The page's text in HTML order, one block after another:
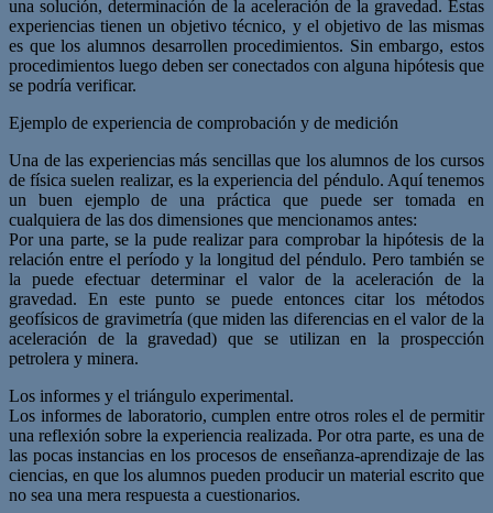
una solución, determinación de la aceleración de la gravedad. Estas
experiencias tienen un objetivo técnico, y el objetivo de las mismas
es que los alumnos desarrollen procedimientos. Sin embargo, estos
procedimientos luego deben ser conectados con alguna hipótesis que
se podría verificar.
Ejemplo de experiencia de comprobación y de medición
Una de las experiencias más sencillas que los alumnos de los cursos
de física suelen realizar, es la experiencia del péndulo. Aquí tenemos
un buen ejemplo de una práctica que puede ser tomada en
cualquiera de las dos dimensiones que mencionamos antes:
Por una parte, se la pude realizar para comprobar la hipótesis de la
relación entre el período y la longitud del péndulo. Pero también se
la puede efectuar determinar el valor de la aceleración de la
gravedad. En este punto se puede entonces citar los métodos
geofísicos de gravimetría (que miden las diferencias en el valor de la
aceleración de la gravedad) que se utilizan en la prospección
petrolera y minera.
Los informes y el triángulo experimental.
Los informes de laboratorio, cumplen entre otros roles el de permitir
una reflexión sobre la experiencia realizada. Por otra parte, es una de
las pocas instancias en los procesos de enseñanza-aprendizaje de las
ciencias, en que los alumnos pueden producir un material escrito que
no sea una mera respuesta a cuestionarios.